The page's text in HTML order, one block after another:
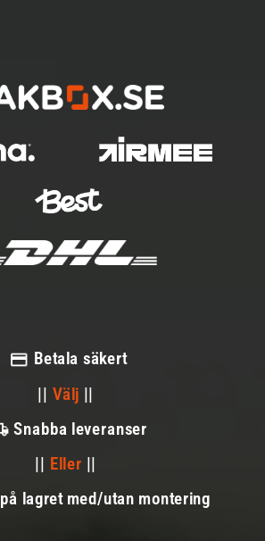
Betala säkert
|| Välj ||
Snabba leveranser
|| Eller ||
lagret med/utan montering